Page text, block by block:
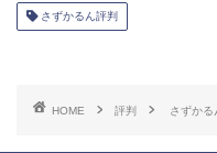
さずかるん評判
HOME 評判 さずかる